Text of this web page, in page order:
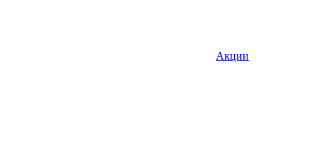
Акции